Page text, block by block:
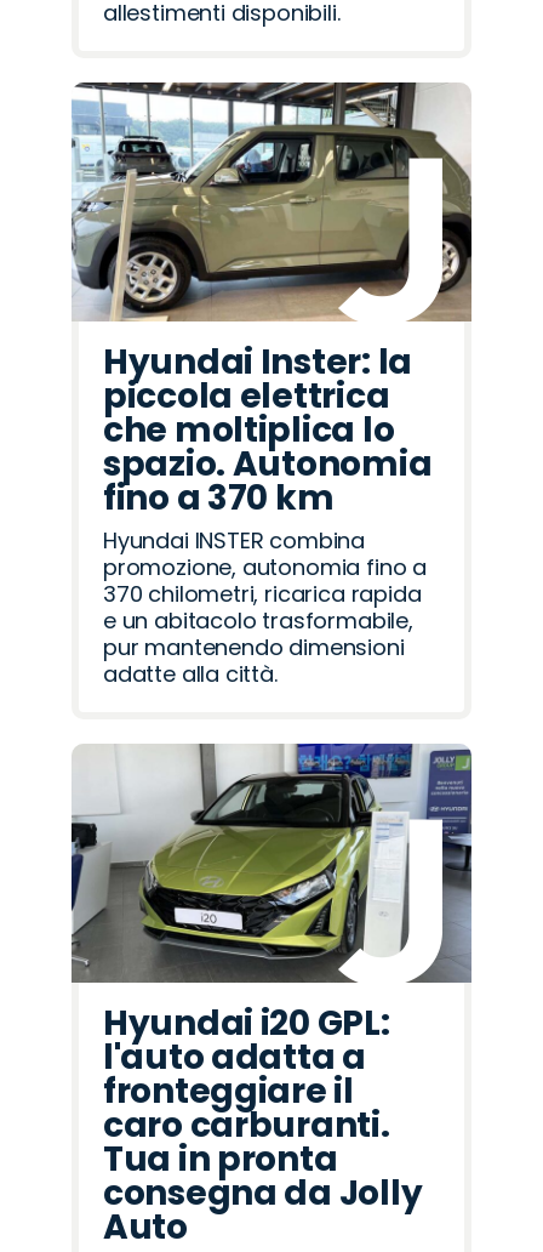
allestimenti disponibili.
Hyundai Inster: la
piccola elettrica
che moltiplica lo
spazio. Autonomia
fino a 370 km
Hyundai INSTER combina
promozione, autonomia fino a
370 chilometri, ricarica rapida
e un abitacolo trasformabile,
pur mantenendo dimensioni
adatte alla città.
Hyundai i20 GPL:
l'auto adatta a
fronteggiare il
caro carburanti.
Tua in pronta
consegna da Jolly
Auto